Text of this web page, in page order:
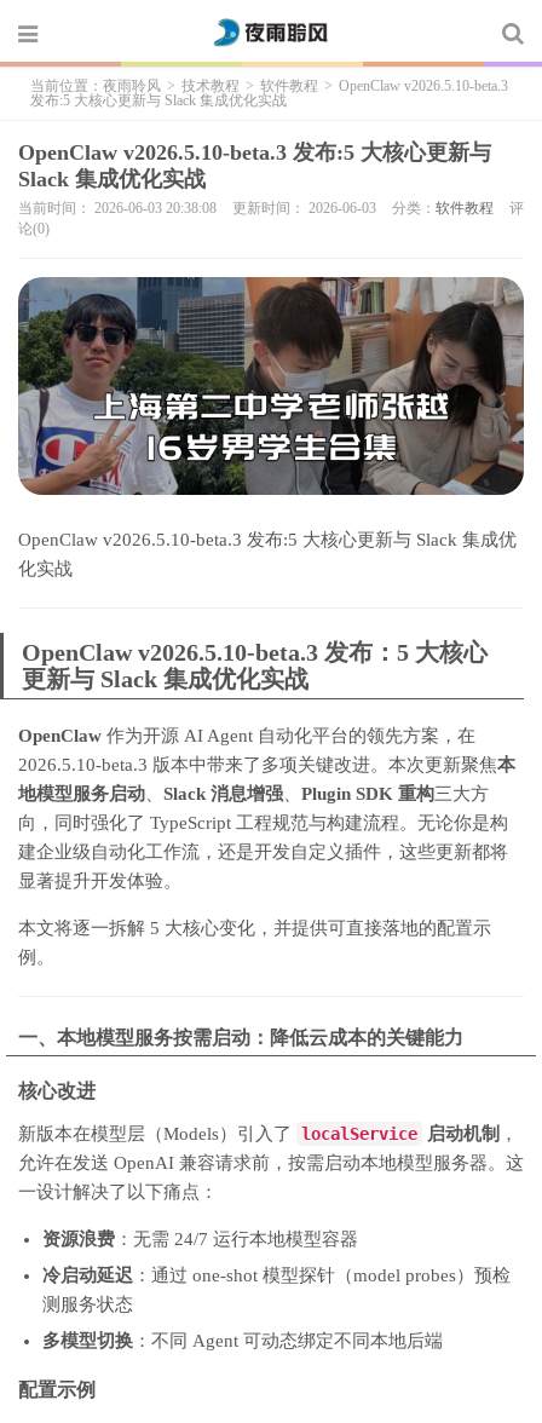
当前位置： 夜雨聆风 > 技术教程 > 软件教程 > OpenClaw v2026.5.10-beta.3
发布:5 大核心更新与 Slack 集成优化实战
OpenClaw v2026.5.10-beta.3 发布:5 大核心更新与
Slack 集成优化实战
当前时间： 2026-06-03 20:38:08 更新时间： 2026-06-03 分类： 软件教程
评
论(0)
OpenClaw v2026.5.10-beta.3 发布:5 大核心更新与 Slack 集成优
化实战
OpenClaw v2026.5.10-beta.3 发布：5 大核心
更新与 Slack 集成优化实战
OpenClaw 作为开源 AI Agent 自动化平台的领先方案，在
2026.5.10-beta.3 版本中带来了多项关键改进。本次更新聚焦本
地模型服务启动
Slack 消息增强 Plugin SDK 重构三大方
向，同时强化了 TypeScript 工程规范与构建流程。无论你是构
建企业级自动化工作流，还是开发自定义插件，这些更新都将
显著提升开发体验。
本文将逐一拆解 5 大核心变化，并提供可直接落地的配置示
例。
一、本地模型服务按需启动：降低云成本的关键能力
核心改进
新版本在模型层（Models）引入了 localService 启动机制 ，
允许在发送 OpenAI 兼容请求前，按需启动本地模型服务器。这
一设计解决了以下痛点：
资源浪费 ：无需 24/7 运行本地模型容器
冷启动延迟 ：通过 one-shot 模型探针（model probes）预检
测服务状态
多模型切换 ：不同 Agent 可动态绑定不同本地后端
配置示例